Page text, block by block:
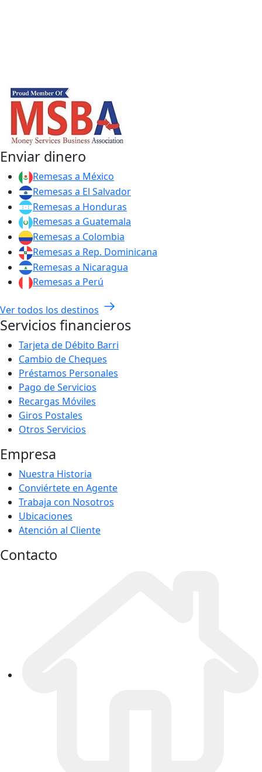
Enviar dinero
Remesas a México
Remesas a El Salvador
Remesas a Honduras
Remesas a Guatemala
Remesas a Colombia
Remesas a Rep. Dominicana
Remesas a Nicaragua
Remesas a Perú
Ver todos los destinos
Servicios financieros
Tarjeta de Débito Barri
Cambio de Cheques
Préstamos Personales
Pago de Servicios
Recargas Móviles
Giros Postales
Otros Servicios
Empresa
Nuestra Historia
Conviértete en Agente
Trabaja con Nosotros
Ubicaciones
Atención al Cliente
Contacto